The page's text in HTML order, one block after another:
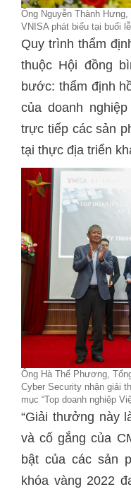
Ông Nguyễn Thành
VNISA phát biểu tại buổi lễ
Quy trình thẩm
thuộc Hội đồng
bước: thẩm định
của doanh
trực tiếp các sản
tại thực địa triển
Ông Hà Thế Phương,
Cyber Security nhận giải
mục “Top doanh nghiệp
“Giải thưởng này
và cố gắng của
bật của các sản
khóa vàng 2022